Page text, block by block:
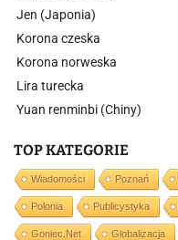
Jen (Japonia)
Korona czeska
Korona norweska
Lira turecka
Yuan renminbi (Chiny)
TOP KATEGORIE
Wiadomości Poznań
Polonia Publicystyka
Goniec.net Globalizacja